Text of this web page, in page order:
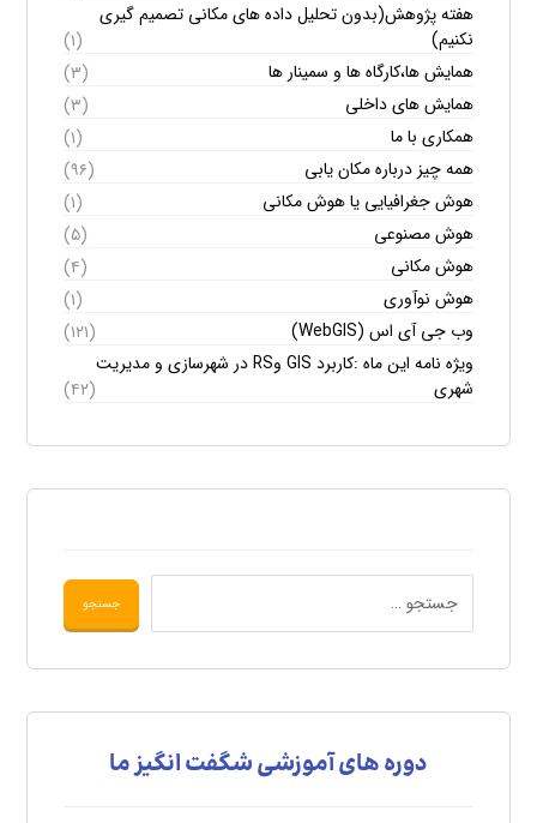
هفته پژوهش(بدون تحلیل داده های مکانی تصمیم گیری
نکنیم)
(۱)
همایش ها،کارگاه ها و سمینار ها
(۳)
همایش های داخلی
(۳)
همکاری با ما
(۱)
همه چیز درباره مکان یابی
(۹۶)
هوش جغرافیایی یا هوش مکانی
(۱)
هوش مصنوعی
(۵)
هوش مکانی
(۴)
هوش نوآوری
(۱)
وب جی آی اس (WebGIS)
(۱۲۱)
ویژه نامه این ماه :کاربرد GIS وRS در شهرسازی و مدیریت
شهری
(۴۲)
دوره های آموزشی شگفت انگیز ما